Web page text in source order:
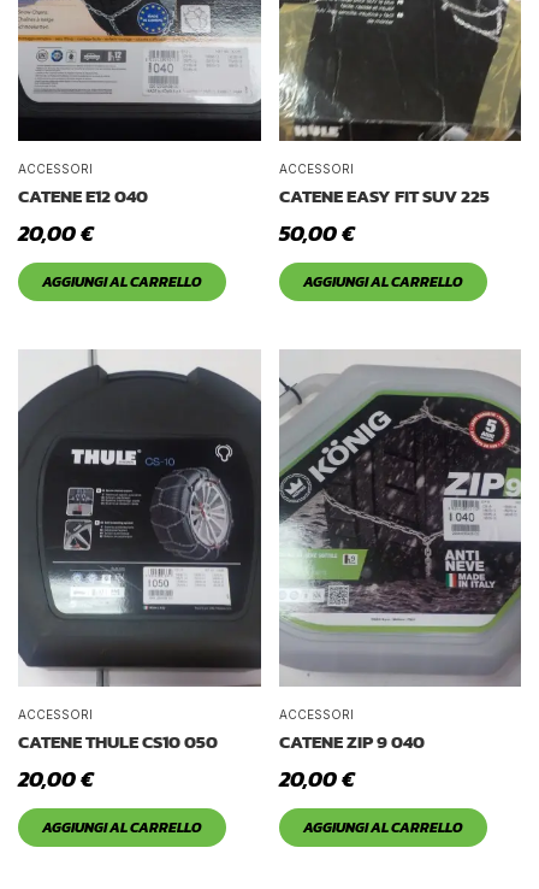
ACCESSORI
CATENE E12 040
20,00€
AGGIUNGI AL CARRELLO
ACCESSORI
CATENE EASY FIT SUV 225
50,00€
AGGIUNGI AL CARRELLO
ACCESSORI
CATENE THULE CS10 050
20,00€
AGGIUNGI AL CARRELLO
ACCESSORI
CATENE ZIP 9 040
20,00€
AGGIUNGI AL CARRELLO